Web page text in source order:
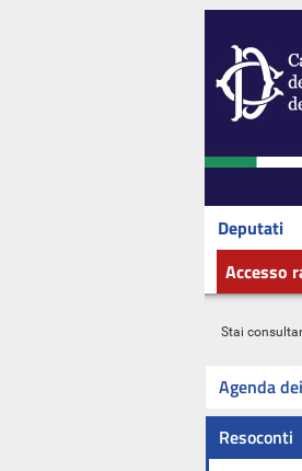
Deputati
Accesso
Stai
Agenda
Resoconti